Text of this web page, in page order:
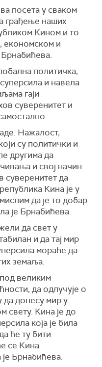
посета у сваком
грађење наших
Кином и то
економском и
политичка,
и навела
гаји
суверенитет и
Нажалост,
су политички и
другима да
и свој начин
суверенитет да
Кина је у
да је то добар
је Брнабићева.
да свет у
и да тај мир
мораће да
земаља.
великим
да одлучује о
да донесу мир у
свету. Кина је до
која је била
ће ту бити
се Кина
Брнабићева.